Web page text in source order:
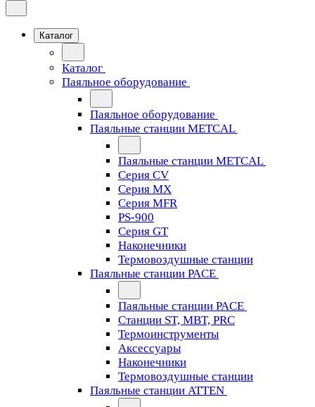
Каталог
Каталог
Паяльное оборудование
Паяльное оборудование
Паяльные станции METCAL
Паяльные станции METCAL
Серия CV
Серия MX
Серия MFR
PS-900
Серия GT
Наконечники
Термовоздушные станции
Паяльные станции PACE
Паяльные станции PACE
Станции ST, MBT, PRC
Термоинструменты
Аксессуары
Наконечники
Термовоздушные станции
Паяльные станции ATTEN